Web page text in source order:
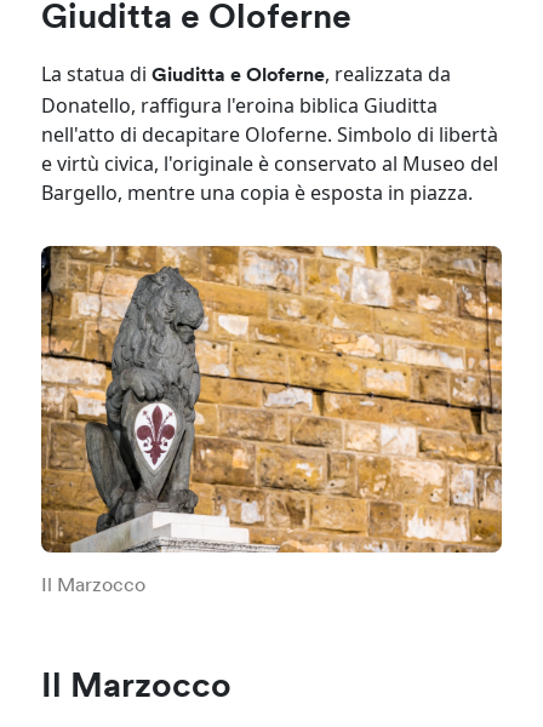
Giuditta e Oloferne
La statua diGiuditta e Oloferne, realizzata da
Donatello, raffigura l'eroina biblica Giuditta
nell'atto di decapitare Oloferne. Simbolo di libertà
e virtù civica, l'originale è conservato al Museo del
Bargello, mentre una copia è esposta in piazza.
Il Marzocco
Il Marzocco